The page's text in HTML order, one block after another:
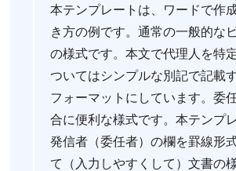
本テンプレートは、ワードで作
き方の例です。通常の一般的な
の様式です。本文で代理人を特
ついてはシンプルな別記で記載
フォーマットにしています。委
合に便利な様式です。本テンプ
発信者（委任者）の欄を罫線形
て（入力しやすくして）文書の